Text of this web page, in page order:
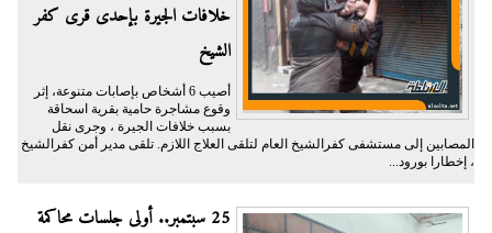
خلافات الجيرة بإحدى قرى كفر
الشيخ
أصيب 6 أشخاص بإصابات متنوعة، إثر
وقوع مشاجرة حامية بقرية اسحاقة
بسبب خلافات الجيرة ، وجرى نقل
المصابين إلى مستشفى كفرالشيخ العام لتلقى العلاج اللازم. تلقى مدير أمن كفرالشيخ
، إخطارا بورود...
25 سبتمبر.. أولى جلسات محاكمة